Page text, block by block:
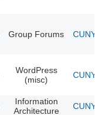
Group Forums CUNY
WordPress
(misc)
CUNY
Information
Architecture
CUNY